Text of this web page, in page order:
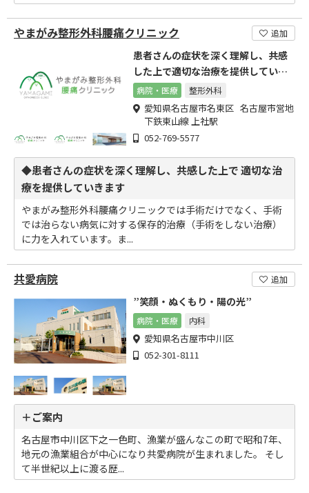
やまがみ整形外科腰痛クリニック 追加
患者さんの症状を深く理解し、共感
した上で適切な治療を提供していき
ます
病院・医療 整形外科
愛知県名古屋市名東区 名古屋市営地
下鉄東山線 上社駅
052-769-5577
◆患者さんの症状を深く理解し、共感した上で 適切な治
療を提供していきます
やまがみ整形外科腰痛クリニックでは手術だけでなく、手術
では治らない病気に対する保存的治療（手術をしない治療）
に力を入れています。ま...
共愛病院 追加
”笑顔・ぬくもり・陽の光”
病院・医療 内科
愛知県名古屋市中川区
052-301-8111
＋ご案内
名古屋市中川区下之一色町、漁業が盛んなこの町で昭和7年、
地元の漁業組合が中心になり共愛病院が生まれました。 そし
て半世紀以上に渡る歴...